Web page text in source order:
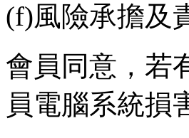
(f)風險承擔及
會員同意，若
員電腦系統損